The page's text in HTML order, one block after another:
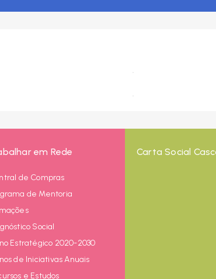
em Rede
de Compras
de Mentoria
Social
Estratégico 2020-2030
de Iniciativas Anuais
e Estudos
Carta Social